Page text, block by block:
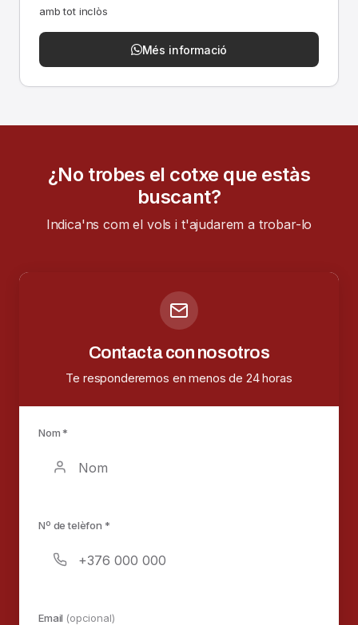
amb tot inclòs
Més informació
¿No trobes el cotxe que estàs
buscant?
Indica'ns com el vols i t'ajudarem a trobar-lo
Contacta con nosotros
Te responderemos en menos de 24 horas
Nom *
Nº de telèfon *
Email (opcional)